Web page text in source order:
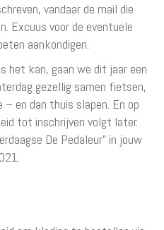
vandaar de mail die
Excuus voor de eventuele
aankondigen.
het kan, gaan we dit jaar een
gezellig samen fietsen,
en dan thuis slapen. En op
tot inschrijven volgt later.
De Pedaleur” in jouw